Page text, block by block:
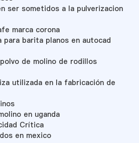
ser sometidos a la pulverizacion
marca corona
para barita planos en autocad
de molino de rodillos
utilizada en la fabricación de
en uganda
Crítica
en mexico